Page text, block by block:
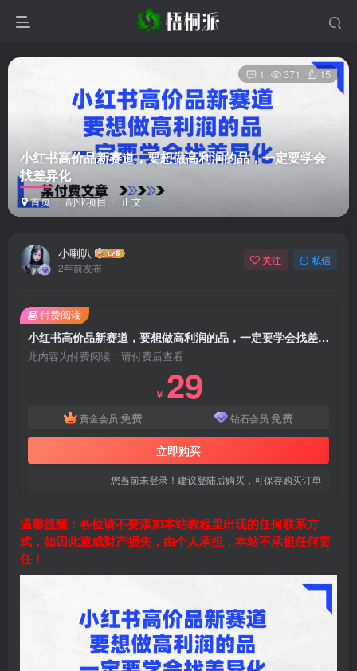
小红书高价品新赛道，要想做高利润的品，一定要学会
找差异化
首页 副业项目 正文
1 371 15
小喇叭
2年前发布
关注 私信
小红书高价品新赛道，要想做高利润的品，一定要学会找差异化
此内容为付费阅读，请付费后查看
￥ 29
黄金会员 免费 钻石会员 免费
立即购买
您当前未登录！建议登陆后购买，可保存购买订单
付费阅读
温馨提醒：各位请不要添加本站教程里出现的任何联系方
式，如因此造成财产损失，由个人承担，本站不承担任何责
任！